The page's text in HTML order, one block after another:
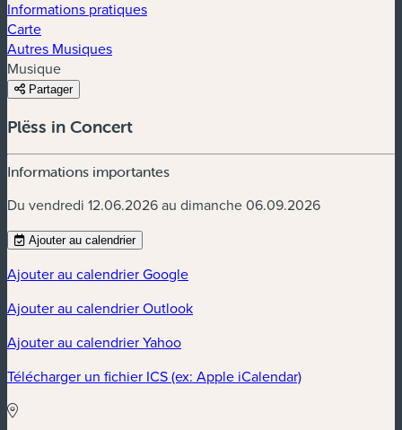
Informations pratiques
Carte
Autres Musiques
Musique
Partager
Plëss in Concert
Informations importantes
Du vendredi 12.06.2026 au dimanche 06.09.2026
Ajouter au calendrier
Ajouter au calendrier Google
Ajouter au calendrier Outlook
Ajouter au calendrier Yahoo
Télécharger un fichier ICS (ex: Apple iCalendar)